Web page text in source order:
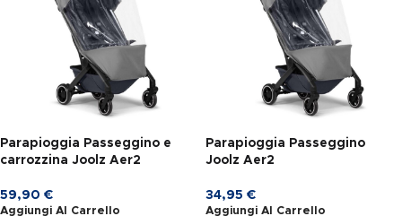
Parapioggia Passeggino e
carrozzina Joolz Aer2
59,90 €
Aggiungi Al Carrello
Parapioggia Passeggino
Joolz Aer2
34,95 €
Aggiungi Al Carrello